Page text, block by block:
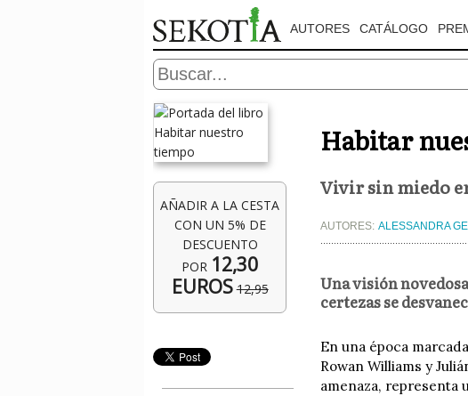
AUTORES CATÁLOGO
AÑADIR A LA CESTA
CON UN 5% DE
DESCUENTO
POR 12,30
EUROS 12,95
Habitar
Vivir sin miedo
AUTORES: ALESSANDRA
Una visión
certezas se
En una época
Rowan Williams y
amenaza, representa